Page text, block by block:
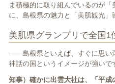
ま積極的に取り組んでいるのが「
に、島根県の魅力と「美肌観光」
美肌県グランプリで全国1
――島根県といえば、すぐに思い
神話の国というイメージが強いで
知事）確かに出雲大社は、「平成